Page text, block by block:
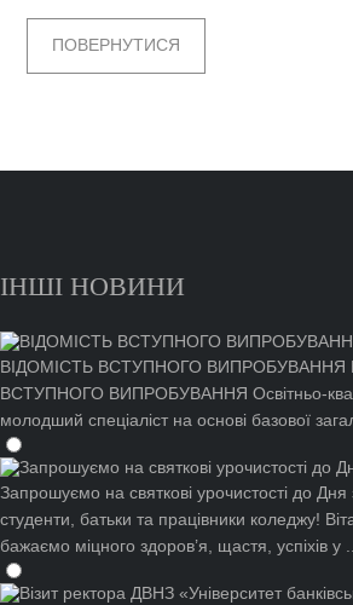
ПОВЕРНУТИСЯ
ІНШІ НОВИНИ
ВІДОМІСТЬ ВСТУПНОГО ВИПРОБУВАННЯ
ВСТУПНОГО ВИПРОБУВАННЯ Освітньо-
молодший спеціаліст на основі базової
Запрошуємо на святкові урочистості до Дня
студенти, батьки та працівники коледжу!
бажаємо міцного здоров’я, щастя, успіхів у ...